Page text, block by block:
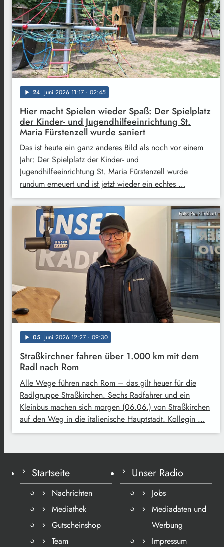
play_arrow 24. Juni 2026 11:17 · 02:45
Hier macht Spielen wieder Spaß: Der Spielplatz
der Kinder- und Jugendhilfeeinrichtung St.
Maria Fürstenzell wurde saniert
Das ist heute ein ganz anderes Bild als noch vor einem
Jahr: Der Spielplatz der Kinder- und
Jugendhilfeeinrichtung St. Maria Fürstenzell wurde
rundum erneuert und ist jetzt wieder ein echtes …
Foto: Pia Klinkhart
play_arrow 05. Juni 2026 12:27 · 09:30
Straßkirchner fahren über 1.000 km mit dem
Radl nach Rom
Alle Wege führen nach Rom – das gilt heuer für die
Radlgruppe Straßkirchen. Sechs Radfahrer und ein
Kleinbus machen sich morgen (06.06.) von Straßkirchen
auf den Weg in die italienische Hauptstadt. Kollegin …
Startseite
Nachrichten
Mediathek
Gutscheinshop
Team
Unser Radio
Jobs
Mediadaten und
Werbung
Impressum